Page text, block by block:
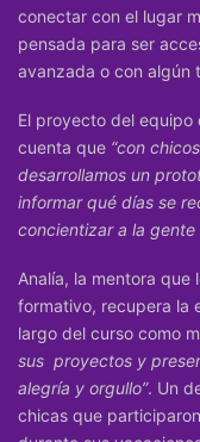
conectar con el lugar
pensada para ser
avanzada o con algún
El proyecto del equipo
cuenta que “con
desarrollamos un
informar qué días se
concientizar a la gente
Analía, la mentora
formativo, recupera la
largo del curso como
sus proyectos y
alegría y orgullo”. Un
chicas que